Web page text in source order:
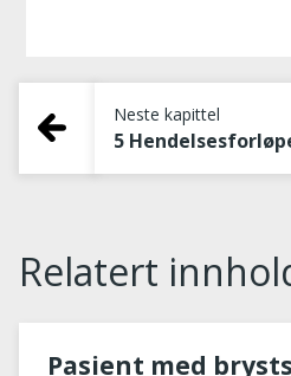
Neste kapittel
Relatert
Pasient med